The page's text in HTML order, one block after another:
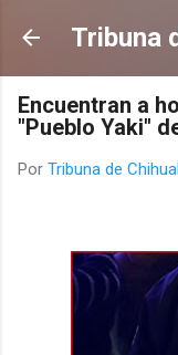
Tribuna
Encuentran a
"Pueblo Yaki"
Por Tribuna de